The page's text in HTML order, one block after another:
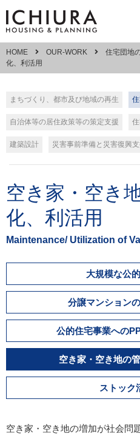
HOME OUR-WORK 住宅団地
化、利活用
まちづくり、都市及び地域の再生
自治体等の居住政策等の策定支援
建築設計 災害事前準備と災害復興
空き家・空き
化、利活用
Maintenance/ Utilization of
大規模な公
分譲マンション
公的住宅事業への
空き家・空き地の
ストック
空き家・空き地の増加が社会問